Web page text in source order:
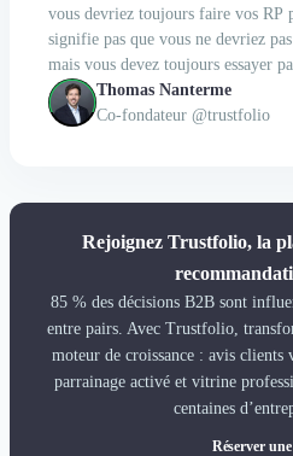
vous devriez toujours faire vos RP
signifie pas que vous ne devriez
mais vous devez toujours essayer
pour deux raisons : La première : personne ne connait votre
business aussi bien que vous....
Thomas Nanterme
Co-fondateur @trustfolio
Rejoignez Trustfolio, la
85 % des décisions B2B sont
entre pairs. Avec Trustfolio,
moteur de croissance : avis clients
parrainage activé et vitrine
centaines
Réserver